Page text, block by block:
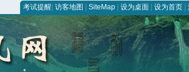
考试提醒 访客地图 SiteMap 设为桌面 设为首页